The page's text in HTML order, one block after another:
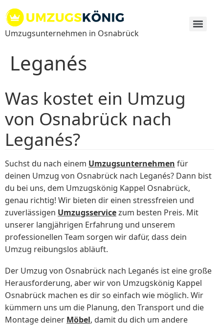
Inhalt
springen
Umzugsunternehmen in Osnabrück
Leganés
Was kostet ein Umzug
von Osnabrück nach
Leganés?
Suchst du nach einem Umzugsunternehmen für
deinen Umzug von Osnabrück nach Leganés? Dann bist
du bei uns, dem Umzugskönig Kappel Osnabrück,
genau richtig! Wir bieten dir einen stressfreien und
zuverlässigen Umzugsservicezum besten Preis. Mit
unserer langjährigen Erfahrung und unserem
professionellen Team sorgen wir dafür, dass dein
Umzug reibungslos abläuft.
Der Umzug von Osnabrück nach Leganés ist eine große
Herausforderung, aber wir von Umzugskönig Kappel
Osnabrück machen es dir so einfach wie möglich. Wir
kümmern uns um die Planung, den Transport und die
Montage deiner Möbel, damit du dich um andere